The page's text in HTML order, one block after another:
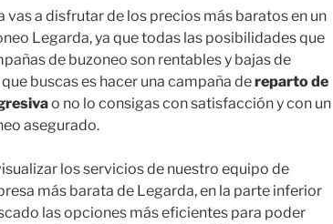
vas a disfrutar de los precios más baratos en un
Legarda, ya que todas las posibilidades que
de buzoneo son rentables y bajas de
buscas es hacer una campaña dereparto de
o no lo consigas con satisfacción y con un
asegurado.
los servicios de nuestro equipo de
más barata de Legarda, en la parte inferior
las opciones más eficientes para poder